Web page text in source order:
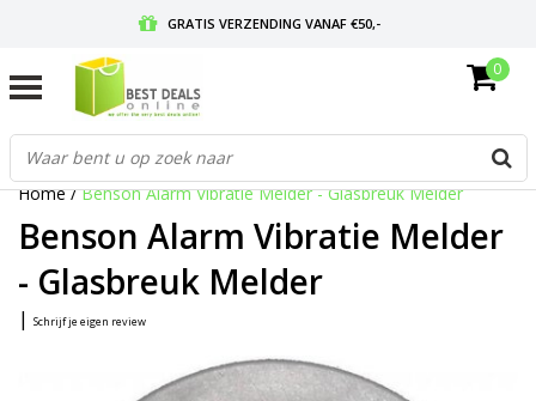
GRATIS VERZENDING VANAF €50,-
GRATIS RETOURNEREN EN 30 DAGEN BEDENKTIJD
0
Home/Benson Alarm Vibratie Melder - Glasbreuk Melder
Benson Alarm Vibratie Melder
- Glasbreuk Melder
| Schrijf je eigen review